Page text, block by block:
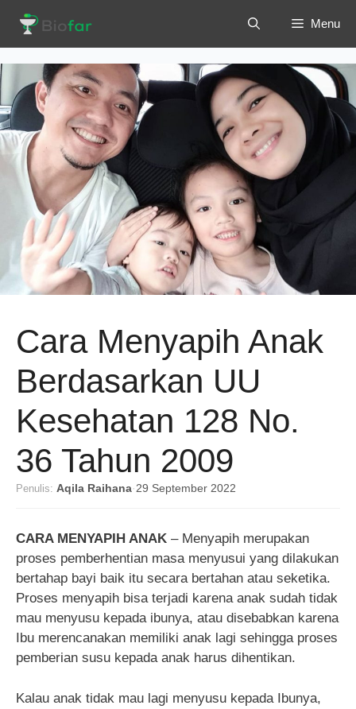
isi
Menu
Cara Menyapih Anak
Berdasarkan UU
Kesehatan 128 No.
36 Tahun 2009
Penulis: Aqila Raihana· 29 September 2022
CARA MENYAPIH ANAK – Menyapih merupakan
proses pemberhentian masa menyusui yang dilakukan
bertahap bayi baik itu secara bertahan atau seketika.
Proses menyapih bisa terjadi karena anak sudah tidak
mau menyusu kepada ibunya, atau disebabkan karena
Ibu merencanakan memiliki anak lagi sehingga proses
pemberian susu kepada anak harus dihentikan.
Kalau anak tidak mau lagi menyusu kepada Ibunya,